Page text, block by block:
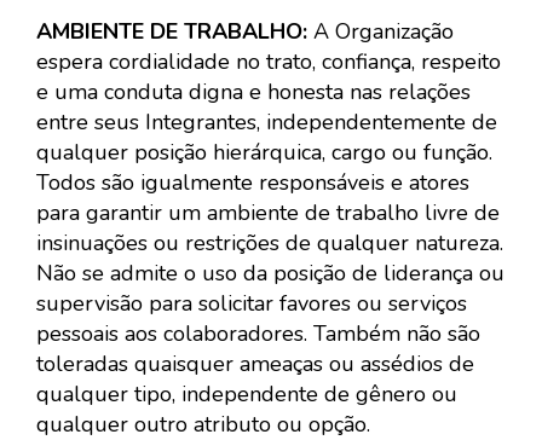
AMBIENTE DE TRABALHO: A Organização
espera cordialidade no trato, confiança, respeito
e uma conduta digna e honesta nas relações
entre seus Integrantes, independentemente de
qualquer posição hierárquica, cargo ou função.
Todos são igualmente responsáveis e atores
para garantir um ambiente de trabalho livre de
insinuações ou restrições de qualquer natureza.
Não se admite o uso da posição de liderança ou
supervisão para solicitar favores ou serviços
pessoais aos colaboradores. Também não são
toleradas quaisquer ameaças ou assédios de
qualquer tipo, independente de gênero ou
qualquer outro atributo ou opção.